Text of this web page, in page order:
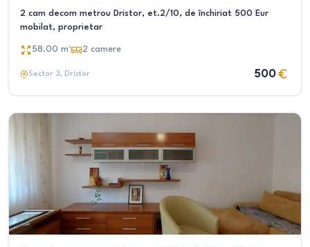
2 cam decom metrou Dristor, et.2/10, de închiriat 500 Eur
mobilat, proprietar
58.00 m² 2 camere
Sector 3, Dristor 500